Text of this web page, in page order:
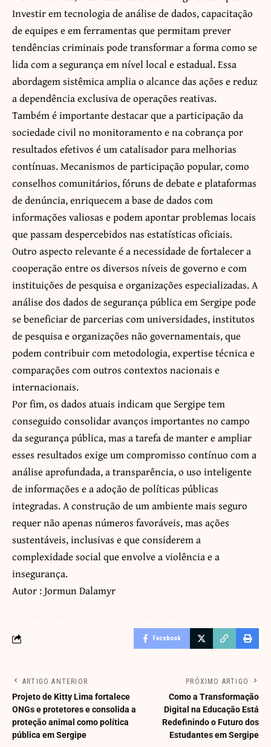
Investir em tecnologia de análise de dados, capacitação
de equipes e em ferramentas que permitam prever
tendências criminais pode transformar a forma como se
lida com a segurança em nível local e estadual. Essa
abordagem sistêmica amplia o alcance das ações e reduz
a dependência exclusiva de operações reativas.
Também é importante destacar que a participação da
sociedade civil no monitoramento e na cobrança por
resultados efetivos é um catalisador para melhorias
contínuas. Mecanismos de participação popular, como
conselhos comunitários, fóruns de debate e plataformas
de denúncia, enriquecem a base de dados com
informações valiosas e podem apontar problemas locais
que passam despercebidos nas estatísticas oficiais.
Outro aspecto relevante é a necessidade de fortalecer a
cooperação entre os diversos níveis de governo e com
instituições de pesquisa e organizações especializadas. A
análise dos dados de segurança pública em Sergipe pode
se beneficiar de parcerias com universidades, institutos
de pesquisa e organizações não governamentais, que
podem contribuir com metodologia, expertise técnica e
comparações com outros contextos nacionais e
internacionais.
Por fim, os dados atuais indicam que Sergipe tem
conseguido consolidar avanços importantes no campo
da segurança pública, mas a tarefa de manter e ampliar
esses resultados exige um compromisso contínuo com a
análise aprofundada, a transparência, o uso inteligente
de informações e a adoção de políticas públicas
integradas. A construção de um ambiente mais seguro
requer não apenas números favoráveis, mas ações
sustentáveis, inclusivas e que considerem a
complexidade social que envolve a violência e a
insegurança.
Autor : Jormun Dalamyr
Facebook
ARTIGO ANTERIOR
Projeto de Kitty Lima fortalece
ONGs e protetores e consolida a
proteção animal como política
pública em Sergipe
PRÓXIMO ARTIGO
Como a Transformação
Digital na Educação Está
Redefinindo o Futuro dos
Estudantes em Sergipe